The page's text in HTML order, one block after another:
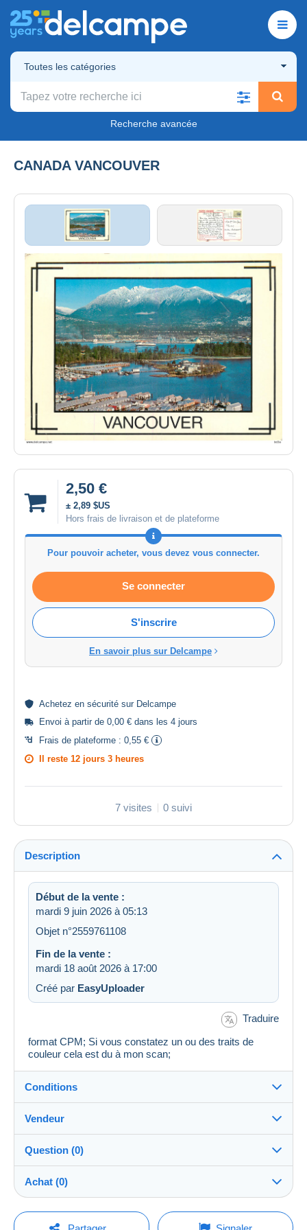
Toutes les catégories
Recherche avancée
CANADA VANCOUVER
2,50 €
± 2,89 $US
Hors frais de livraison et de plateforme
Pour pouvoir acheter, vous devez vous connecter.
Se connecter
S'inscrire
En savoir plus sur Delcampe
Achetez en sécurité sur Delcampe
Envoi à partir de 0,00 € dans les 4 jours
Frais de plateforme : 0,55 €
Il reste 12 jours 3 heures
7 visites 0 suivi
Description
Début de la vente :
mardi 9 juin 2026 à 05:13
Objet n°2559761108
Fin de la vente :
mardi 18 août 2026 à 17:00
Créé par EasyUploader
Traduire
format CPM; Si vous constatez un ou des traits de
couleur cela est du à mon scan;
Conditions
Envoi après paiement dans les 4 jours
Vendeur
bd3a100%(14984x)
Boutique
Question (0)
Pour poser une question, vous devez ouvrir
Achat (0)
Dernière actualisation : 13:45:45